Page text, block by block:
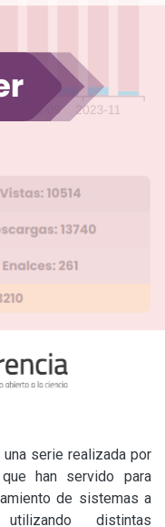
serie realizada por
han servido para
de sistemas a
distintas